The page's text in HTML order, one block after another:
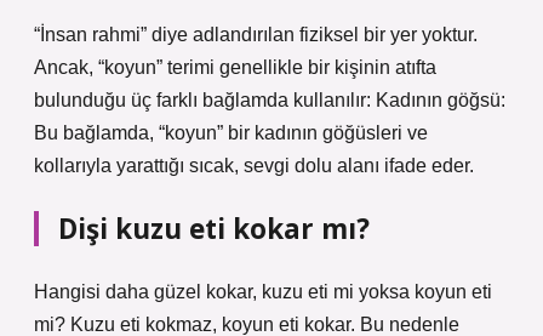
“İnsan rahmi” diye adlandırılan fiziksel bir yer yoktur.
Ancak, “koyun” terimi genellikle bir kişinin atıfta
bulunduğu üç farklı bağlamda kullanılır: Kadının göğsü:
Bu bağlamda, “koyun” bir kadının göğüsleri ve
kollarıyla yarattığı sıcak, sevgi dolu alanı ifade eder.
Dişi kuzu eti kokar mı?
Hangisi daha güzel kokar, kuzu eti mi yoksa koyun eti
mi? Kuzu eti kokmaz, koyun eti kokar. Bu nedenle